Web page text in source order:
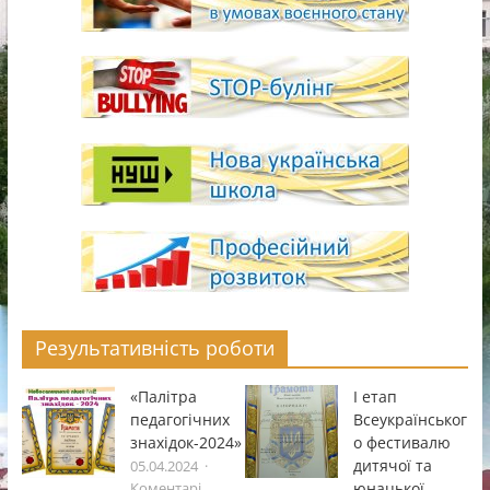
Результативність роботи
«Палітра
педагогічних
знахідок-2024»
05.04.2024
І етап
Всеукраïнськог
о фестивалю
дитячоï та